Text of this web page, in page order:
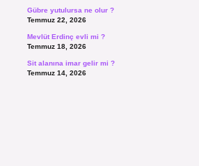
Gübre yutulursa ne olur ?
Temmuz 22, 2026
Mevlüt Erdinç evli mi ?
Temmuz 18, 2026
Sit alanına imar gelir mi ?
Temmuz 14, 2026